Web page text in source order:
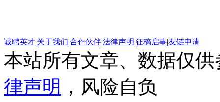
诚聘英才|关于我们|合作伙伴|法律声明|征稿启事|友链申请
本站所有文章、数据仅
律声明 ，风险自负